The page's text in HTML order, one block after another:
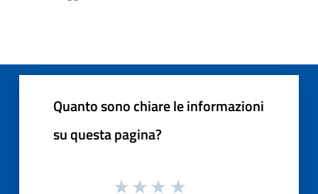
Quanto sono chiare le informazioni
su questa pagina?